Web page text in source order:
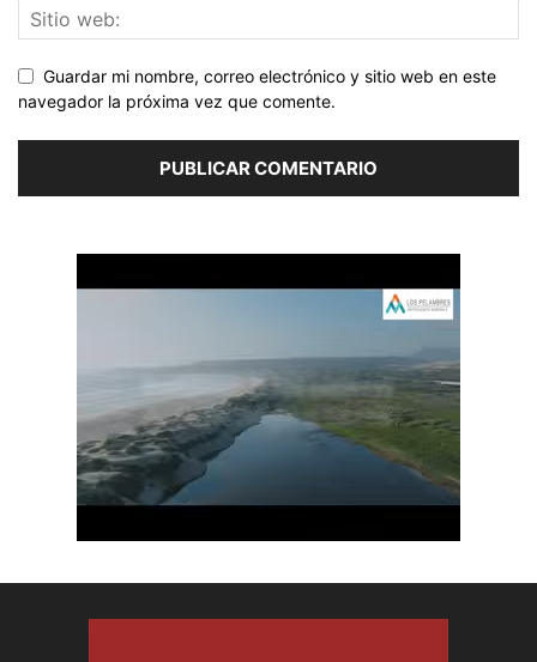
Guardar mi nombre, correo electrónico y sitio web en este
navegador la próxima vez que comente.